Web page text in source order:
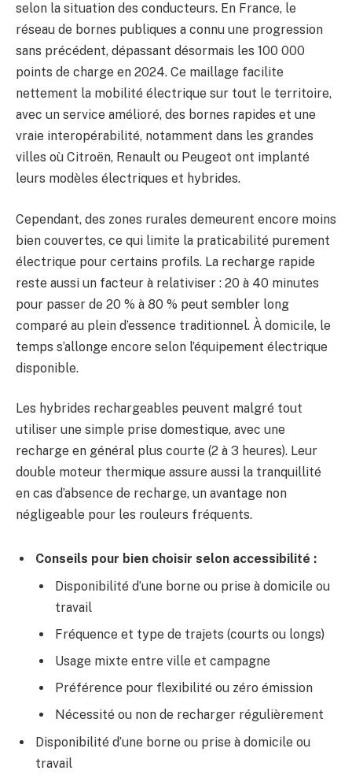
selon la situation des conducteurs. En France, le
réseau de bornes publiques a connu une progression
sans précédent, dépassant désormais les 100 000
points de charge en 2024. Ce maillage facilite
nettement la mobilité électrique sur tout le territoire,
avec un service amélioré, des bornes rapides et une
vraie interopérabilité, notamment dans les grandes
villes où Citroën, Renault ou Peugeot ont implanté
leurs modèles électriques et hybrides.
Cependant, des zones rurales demeurent encore moins
bien couvertes, ce qui limite la praticabilité purement
électrique pour certains profils. La recharge rapide
reste aussi un facteur à relativiser : 20 à 40 minutes
pour passer de 20 % à 80 % peut sembler long
comparé au plein d’essence traditionnel. À domicile, le
temps s’allonge encore selon l’équipement électrique
disponible.
Les hybrides rechargeables peuvent malgré tout
utiliser une simple prise domestique, avec une
recharge en général plus courte (2 à 3 heures). Leur
double moteur thermique assure aussi la tranquillité
en cas d’absence de recharge, un avantage non
négligeable pour les rouleurs fréquents.
Conseils pour bien choisir selon accessibilité :
Disponibilité d’une borne ou prise à domicile ou
travail
Fréquence et type de trajets (courts ou longs)
Usage mixte entre ville et campagne
Préférence pour flexibilité ou zéro émission
Nécessité ou non de recharger régulièrement
Disponibilité d’une borne ou prise à domicile ou
travail